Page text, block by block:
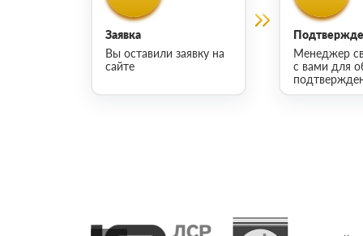
Заявка
Вы оставили заявку на
сайте
Менеджер
с вами для